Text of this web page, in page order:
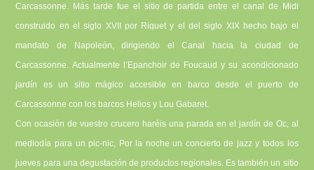
Carcassonne. Más tarde fue el sitio de partida entre el canal de Midi
construido en el siglo XVII por Riquet y el del siglo XIX hecho bajo el
mandato de Napoleón, dirigiendo el Canal hacia la ciudad de
Carcassonne. Actualmente l’Epanchoir de Foucaud y su acondicionado
jardín es un sitio mágico accesible en barco desde el puerto de
Carcassonne con los barcos Helios y Lou Gabaret.
Con ocasión de vuestro crucero haréis una parada en el jardín de Oc, al
mediodía para un pic-nic, Por la noche un concierto de jazz y todos los
jueves para una degustación de productos regionales. Es también un sitio